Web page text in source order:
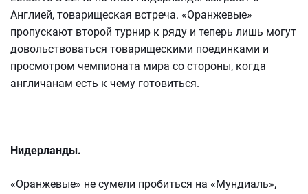
Англией, товарищеская встреча. «Оранжевые»
пропускают второй турнир к ряду и теперь лишь могут
довольствоваться товарищескими поединками и
просмотром чемпионата мира со стороны, когда
англичанам есть к чему готовиться.
Нидерланды.
«Оранжевые» не сумели пробиться на «Мундиаль»,